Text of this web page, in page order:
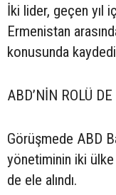
İki lider, geçen yıl
Ermenistan
konusunda
ABD’NİN ROLÜ
Görüşmede ABD
yönetiminin iki ülke
de ele alındı.